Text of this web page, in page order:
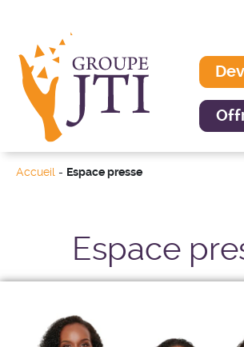
Espace
Accueil - Espace presse